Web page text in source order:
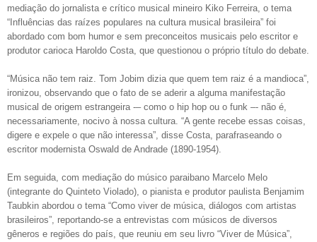
mediação do jornalista e crítico musical mineiro Kiko Ferreira, o tema
“Influências das raízes populares na cultura musical brasileira” foi
abordado com bom humor e sem preconceitos musicais pelo escritor e
produtor carioca Haroldo Costa, que questionou o próprio título do debate.
“Música não tem raiz. Tom Jobim dizia que quem tem raiz é a mandioca”,
ironizou, observando que o fato de se aderir a alguma manifestação
musical de origem estrangeira -– como o hip hop ou o funk –- não é,
necessariamente, nocivo à nossa cultura. “A gente recebe essas coisas,
digere e expele o que não interessa”, disse Costa, parafraseando o
escritor modernista Oswald de Andrade (1890-1954).
Em seguida, com mediação do músico paraibano Marcelo Melo
(integrante do Quinteto Violado), o pianista e produtor paulista Benjamim
Taubkin abordou o tema “Como viver de música, diálogos com artistas
brasileiros”, reportando-se a entrevistas com músicos de diversos
gêneros e regiões do país, que reuniu em seu livro “Viver de Música”,